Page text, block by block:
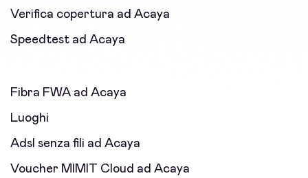
Verifica copertura ad Acaya
Speedtest ad Acaya
Fibra FWA ad Acaya
Luoghi
Adsl senza fili ad Acaya
Voucher MIMIT Cloud ad Acaya